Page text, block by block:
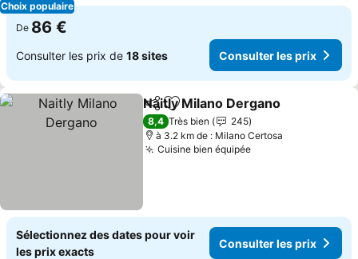
Choix populaire
De 86 €
Consulter les prix de 18 sites Consulter les prix
PartagerAjouter à mes favoris
Naitly Milano Dergano
8,4 Très bien
245
à 3.2 km de : Milano Certosa
Cuisine bien équipée
Sélectionnez des dates pour voir
les prix exacts
Consulter les prix